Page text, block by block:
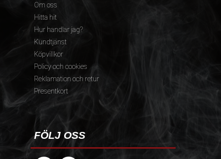
Om oss
Hitta hit
Hur handlar jag?
Kundtjänst
Köpvillkor
Policy och cookies
Reklamation och retur
Presentkort
FÖLJ OSS